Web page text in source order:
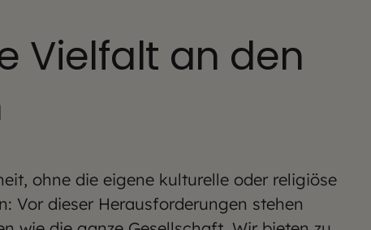
Vielfalt an den
ohne die eigene kulturelle oder religiöse
Vor dieser Herausforderungen stehen